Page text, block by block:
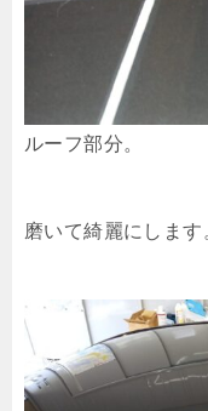
ルーフ部分。
磨いて綺麗にします